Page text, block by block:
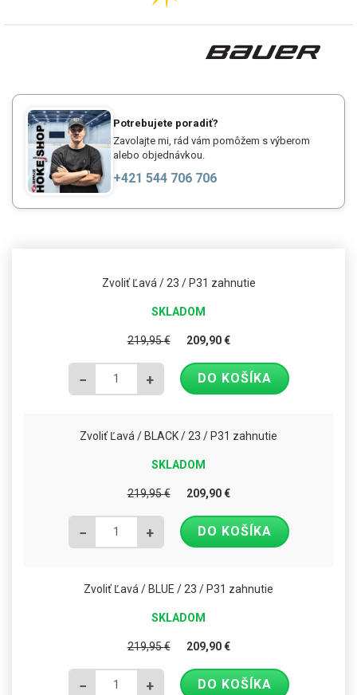
Potrebujete poradiť?
Zavolajte mi, rád vám pomôžem s výberom
alebo objednávkou.
+421 544 706 706
Zvoliť Ľavá / 23 / P31 zahnutie
SKLADOM
219,95€ 209,90€
− + DO KOŠÍKA
Zvoliť Ľavá / BLACK / 23 / P31 zahnutie
SKLADOM
219,95€ 209,90€
− + DO KOŠÍKA
Zvoliť Ľavá / BLUE / 23 / P31 zahnutie
SKLADOM
219,95€ 209,90€
− + DO KOŠÍKA